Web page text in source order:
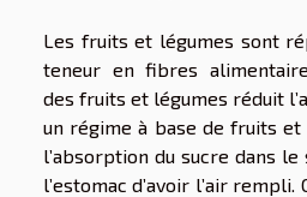
Les fruits et légumes sont
teneur en fibres
des fruits et légumes réduit
un régime à base de fruits et
l’absorption du sucre dans
l’estomac d’avoir l’air